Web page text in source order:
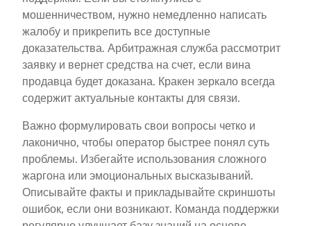
мошенничеством, нужно немедленно написать
жалобу и прикрепить все доступные
доказательства. Арбитражная служба рассмотрит
заявку и вернет средства на счет, если вина
продавца будет доказана. Кракен зеркало всегда
содержит актуальные контакты для связи.
Важно формулировать свои вопросы четко и
лаконично, чтобы оператор быстрее понял суть
проблемы. Избегайте использования сложного
жаргона или эмоциональных высказываний.
Описывайте факты и прикладывайте скриншоты
ошибок, если они возникают. Команда поддержки